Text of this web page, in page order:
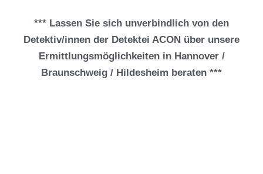
*** Lassen Sie sich unverbindlich von den
Detektiv/innen der Detektei ACON über unsere
Ermittlungsmöglichkeiten in Hannover /
Braunschweig / Hildesheim beraten ***